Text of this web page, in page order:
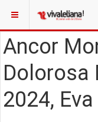
Ancor
Dolorosa
2024,